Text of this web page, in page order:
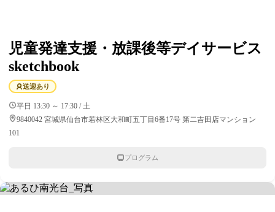
児童発達支援・放課後等デイサービス
sketchbook
送迎あり
平日 13:30 ～ 17:30 / 土
9840042 宮城県仙台市若林区大和町五丁目6番17号 第二吉田店マンション
101
プログラム